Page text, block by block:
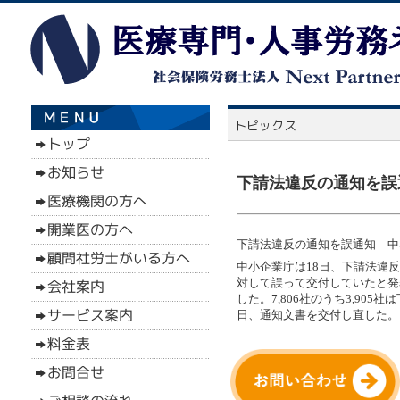
下請法違反の通知を
下請法違反の通知を誤通知 中
中小企業庁は18日、下請法違
対して誤って交付していたと
した。7,806社のうち3,905社
日、通知文書を交付し直した。